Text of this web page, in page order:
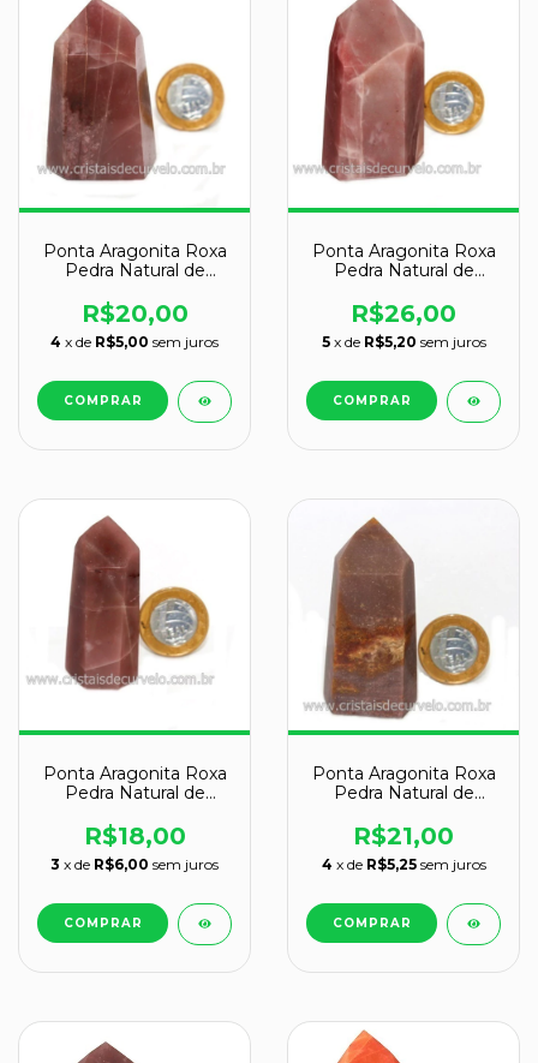
Ponta Aragonita Roxa
Pedra Natural de
R$20,00
4 x de R$5,00 sem juros
Ponta Aragonita Roxa
Pedra Natural de
R$26,00
5 x de R$5,20 sem juros
Ponta Aragonita Roxa
Pedra Natural de
R$18,00
3 x de R$6,00 sem juros
Ponta Aragonita Roxa
Pedra Natural de
R$21,00
4 x de R$5,25 sem juros